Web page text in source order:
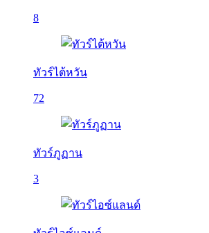
8
ทัวร์ไต้หวัน
72
ทัวร์ภูฏาน
3